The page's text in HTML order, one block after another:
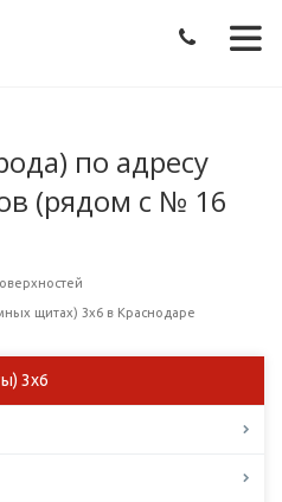
по адресу
(рядом с № 16
щитах) 3х6 в Краснодаре
3х6